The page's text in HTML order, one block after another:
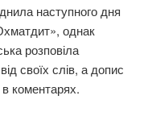
наступного дня
однак
розповіла
своїх слів, а допис
коментарях.